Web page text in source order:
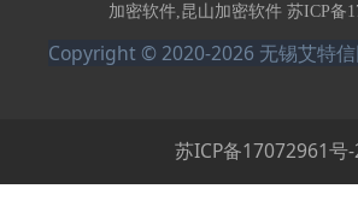
加密软件,昆山加密软件 苏ICP备
Copyright © 2020-2026 无锡艾特
苏ICP备17072961号-